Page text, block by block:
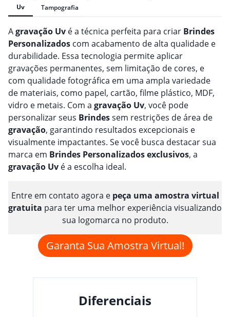
Uv Tampografia
Agravação Uv é a técnica perfeita para criar Brindes
Personalizados com acabamento de alta qualidade e
durabilidade. Essa tecnologia permite aplicar
gravações permanentes, sem limitação de cores, e
com qualidade fotográfica em uma ampla variedade
de materiais, como papel, cartão, filme plástico, MDF,
vidro e metais. Com a gravação Uv, você pode
personalizar seus Brindessem restrições de área de
gravação, garantindo resultados excepcionais e
visualmente impactantes. Se você busca destacar sua
marca em Brindes Personalizadosexclusivos, a
gravação Uv é a escolha ideal.
Entre em contato agora e peça uma amostra virtual
gratuita para ter uma melhor experiência visualizando
sua logomarca no produto.
Garanta Sua Amostra Virtual!
Diferenciais